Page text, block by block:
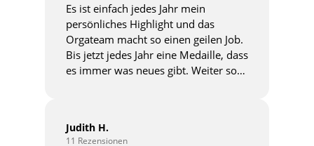
Es ist einfach jedes Jahr mein
persönliches Highlight und das
Orgateam macht so einen geilen Job.
Bis jetzt jedes Jahr eine Medaille, dass
es immer was neues gibt. Weiter so…
Judith H.
11 Rezensionen